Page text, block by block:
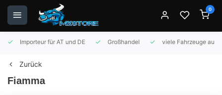
0
Importeur für AT und DE Großhandel viele Fahrzeuge auf
Zurück
Fiamma